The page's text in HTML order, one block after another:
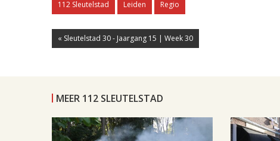
112 Sleutelstad Leiden Regio
« Sleutelstad 30 - Jaargang 15 | Week 30
MEER 112 SLEUTELSTAD